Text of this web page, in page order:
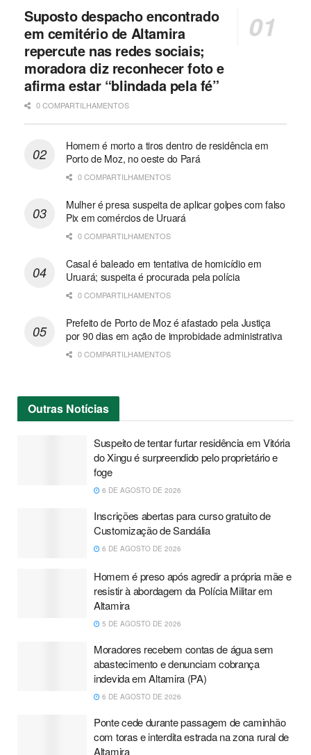
Suposto despacho encontrado
em cemitério de Altamira
repercute nas redes sociais;
moradora diz reconhecer foto e
afirma estar “blindada pela fé”
0 COMPARTILHAMENTOS
Homem é morto a tiros dentro de residência em
Porto de Moz, no oeste do Pará
0 COMPARTILHAMENTOS
Mulher é presa suspeita de aplicar golpes com falso
Pix em comércios de Uruará
0 COMPARTILHAMENTOS
Casal é baleado em tentativa de homicídio em
Uruará; suspeita é procurada pela polícia
0 COMPARTILHAMENTOS
Prefeito de Porto de Moz é afastado pela Justiça
por 90 dias em ação de improbidade administrativa
0 COMPARTILHAMENTOS
Outras Notícias
Suspeito de tentar furtar residência em Vitória
do Xingu é surpreendido pelo proprietário e
foge
6 DE AGOSTO DE 2026
Inscrições abertas para curso gratuito de
Customização de Sandália
6 DE AGOSTO DE 2026
Homem é preso após agredir a própria mãe e
resistir à abordagem da Polícia Militar em
Altamira
5 DE AGOSTO DE 2026
Moradores recebem contas de água sem
abastecimento e denunciam cobrança
indevida em Altamira (PA)
6 DE AGOSTO DE 2026
Ponte cede durante passagem de caminhão
com toras e interdita estrada na zona rural de
Altamira